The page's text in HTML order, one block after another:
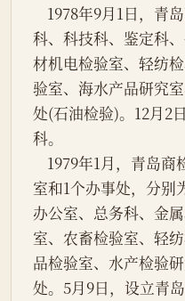
科、科技科、鉴定科
材机电检验室、轻纺
验室、海水产品研究
处(石油检验)。12月2
科。
室和1个办事处，分别
办公室、总务科、金
室、农畜检验室、轻
品检验室、水产检验
处。5月9日，设立青